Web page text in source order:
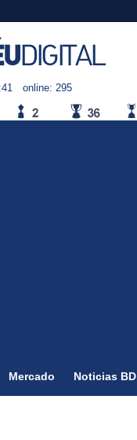
online: 295
Mercado Noticias BD